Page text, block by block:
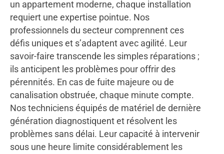
un appartement moderne, chaque installation
requiert une expertise pointue. Nos
professionnels du secteur comprennent ces
défis uniques et s’adaptent avec agilité. Leur
savoir-faire transcende les simples réparations ;
ils anticipent les problèmes pour offrir des
pérennités. En cas de fuite majeure ou de
canalisation obstruée, chaque minute compte.
Nos techniciens équipés de matériel de dernière
génération diagnostiquent et résolvent les
problèmes sans délai. Leur capacité à intervenir
sous une heure limite considérablement les